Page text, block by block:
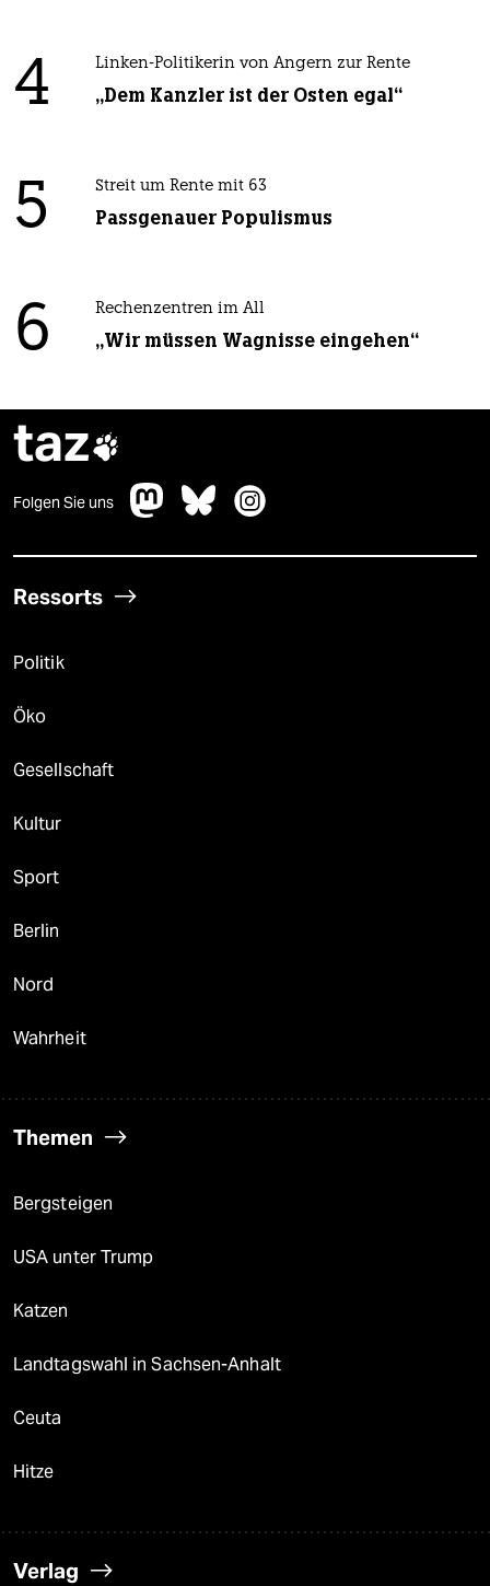
4 Linken-Politikerin von Angern zur Rente
„Dem Kanzler ist der Osten egal“
5 Streit um Rente mit 63
Passgenauer Populismus
6 Rechenzentren im All
„Wir müssen Wagnisse eingehen“
taz
Folgen Sie uns
Ressorts
Politik
Öko
Gesellschaft
Kultur
Sport
Berlin
Nord
Wahrheit
Themen
Bergsteigen
USA unter Trump
Katzen
Landtagswahl in Sachsen-Anhalt
Ceuta
Hitze
Verlag